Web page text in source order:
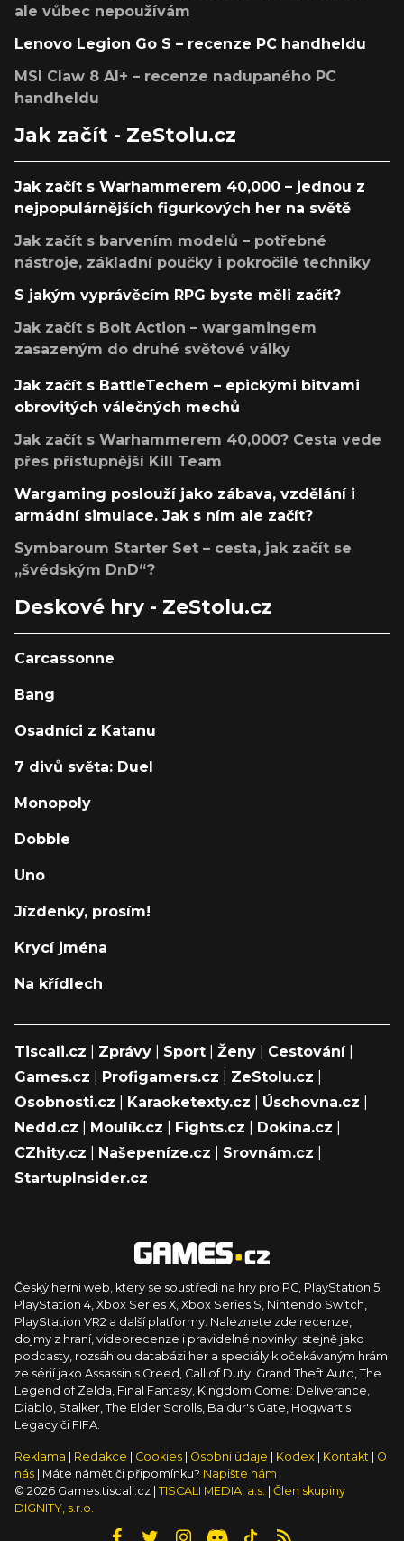
ale vůbec nepoužívám
Lenovo Legion Go S – recenze PC handheldu
MSI Claw 8 AI+ – recenze nadupaného PC
handheldu
Jak začít - ZeStolu.cz
Jak začít s Warhammerem 40,000 – jednou z
nejpopulárnějších figurkových her na světě
Jak začít s barvením modelů – potřebné
nástroje, základní poučky i pokročilé techniky
S jakým vyprávěcím RPG byste měli začít?
Jak začít s Bolt Action – wargamingem
zasazeným do druhé světové války
Jak začít s BattleTechem – epickými bitvami
obrovitých válečných mechů
Jak začít s Warhammerem 40,000? Cesta vede
přes přístupnější Kill Team
Wargaming poslouží jako zábava, vzdělání i
armádní simulace. Jak s ním ale začít?
Symbaroum Starter Set – cesta, jak začít se
„švédským DnD“?
Deskové hry - ZeStolu.cz
Carcassonne
Bang
Osadníci z Katanu
7 divů světa: Duel
Monopoly
Dobble
Uno
Jízdenky, prosím!
Krycí jména
Na křídlech
Tiscali.cz Zprávy Sport Ženy Cestování|
Games.cz
Profigamers.cz ZeStolu.cz
Osobnosti.cz
Karaoketexty.cz Úschovna.cz
Nedd.cz
Moulík.cz Fights.cz Dokina.cz
CZhity.cz
Našepeníze.cz Srovnám.cz
StartupInsider.cz
Český herní web, který se soustředí na hry pro PC, PlayStation 5,
PlayStation 4, Xbox Series X, Xbox Series S, Nintendo Switch,
PlayStation VR2 a další platformy. Naleznete zde recenze,
dojmy z hraní, videorecenze i pravidelné novinky, stejně jako
podcasty, rozsáhlou databázi her a speciály k očekávaným hrám
ze sérií jako Assassin's Creed, Call of Duty, Grand Theft Auto, The
Legend of Zelda, Final Fantasy, Kingdom Come: Deliverance,
Diablo, Stalker, The Elder Scrolls, Baldur's Gate, Hogwart's
Legacy či FIFA.
Reklama Redakce Cookies Osobní údaje Kodex Kontakt
O
nás
| Máte námět či připomínku? Napište nám
© 2026 Games.tiscali.cz | TISCALI MEDIA, a.s.
Člen skupiny
DIGNITY, s.r.o.